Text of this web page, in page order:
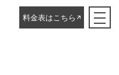
料金表はこちら